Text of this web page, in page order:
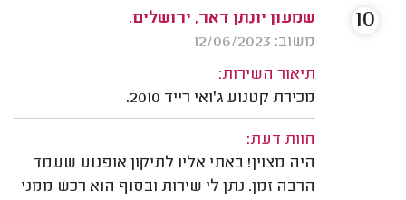
שמעון יונתן דאר, ירושלים.
משוב: 12/06/2023
תיאור השירות:
מכירת קטנוע ג'ואי רייד 2010.
חוות דעת:
היה מצוין! באתי אליו לתיקון אופנוע שעמד
הרבה זמן. נתן לי שירות ובסוף הוא רכש ממני
10